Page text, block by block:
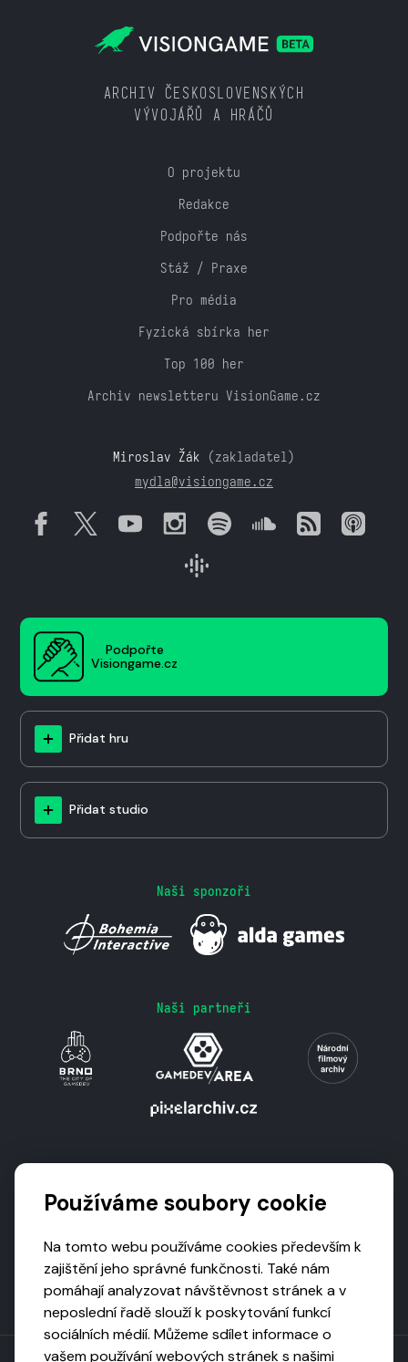
ARCHIV ČESKOSLOVENSKÝCH
VÝVOJÁŘŮ A HRÁČŮ
O projektu
Redakce
Podpořte nás
Stáž / Praxe
Pro média
Fyzická sbírka her
Top 100 her
Archiv newsletteru VisionGame.cz
Miroslav Žák (zakladatel)
mydla@visiongame.cz
Podpořte
Visiongame.cz
Přidat hru
Přidat studio
Naši sponzoři
Naši partneři
Používáme soubory cookie
Na tomto webu používáme cookies především k
zajištění jeho správné funkčnosti. Také nám
pomáhají analyzovat návštěvnost stránek a v
neposlední řadě slouží k poskytování funkcí
sociálních médií. Můžeme sdílet informace o
vašem používání webových stránek s našimi